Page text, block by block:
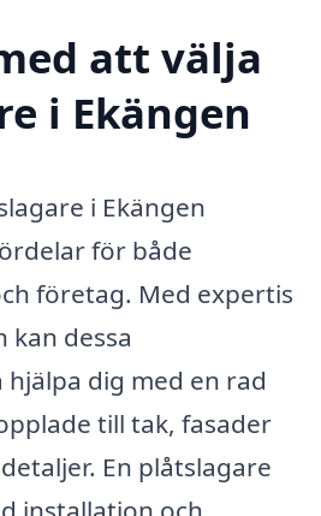
att välja
i Ekängen
i Ekängen
för både
företag. Med expertis
dessa
dig med en rad
till tak, fasader
En plåtslagare